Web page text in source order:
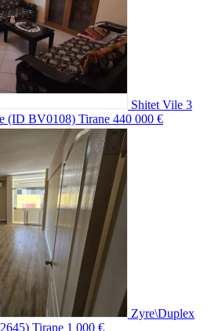
Shitet Vile 3
(ID BV0108) Tirane 440 000 €
Zyre\Duplex
Tirane 1 000 €